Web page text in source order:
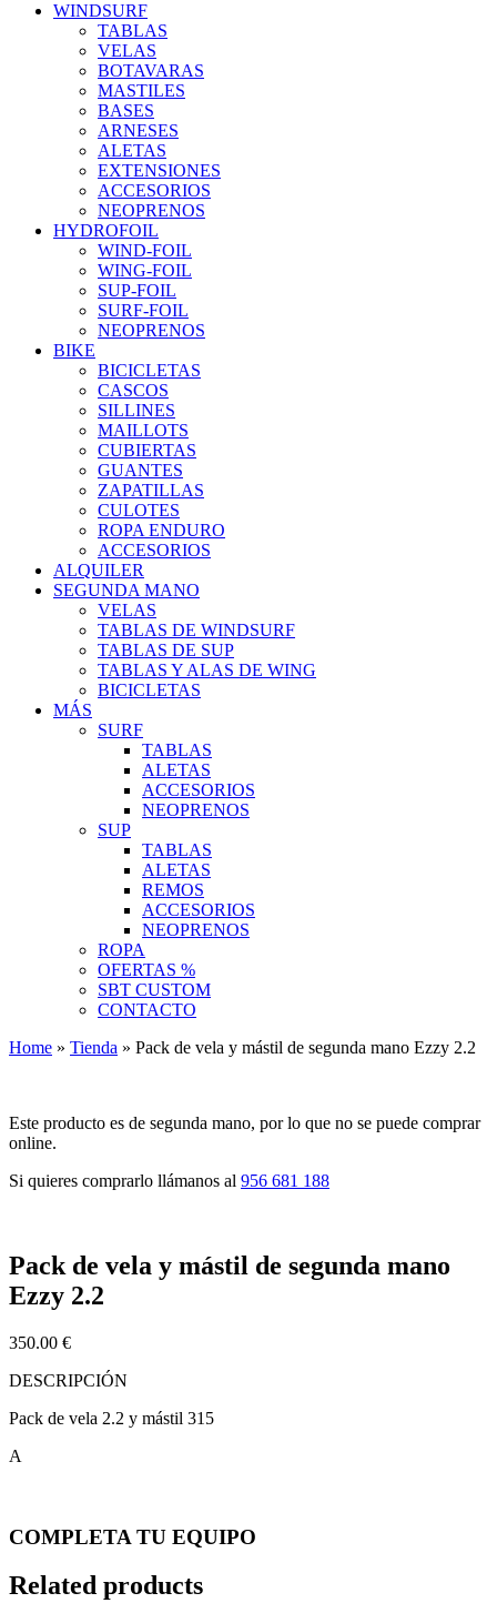
WINDSURF
TABLAS
VELAS
BOTAVARAS
MASTILES
BASES
ARNESES
ALETAS
EXTENSIONES
ACCESORIOS
NEOPRENOS
HYDROFOIL
WIND-FOIL
WING-FOIL
SUP-FOIL
SURF-FOIL
NEOPRENOS
BIKE
BICICLETAS
CASCOS
SILLINES
MAILLOTS
CUBIERTAS
GUANTES
ZAPATILLAS
CULOTES
ROPA ENDURO
ACCESORIOS
ALQUILER
SEGUNDA MANO
VELAS
TABLAS DE WINDSURF
TABLAS DE SUP
TABLAS Y ALAS DE WING
BICICLETAS
MÁS
SURF
TABLAS
ALETAS
ACCESORIOS
NEOPRENOS
SUP
TABLAS
ALETAS
REMOS
ACCESORIOS
NEOPRENOS
ROPA
OFERTAS %
SBT CUSTOM
CONTACTO
Home » Tienda » Pack de vela y mástil de segunda mano Ezzy 2.2
Este producto es de segunda mano, por lo que no se puede comprar
online.
Si quieres comprarlo llámanos al 956 681 188
Pack de vela y mástil de segunda mano
Ezzy 2.2
350.00 €
DESCRIPCIÓN
Pack de vela 2.2 y mástil 315
A
COMPLETA TU EQUIPO
Related products